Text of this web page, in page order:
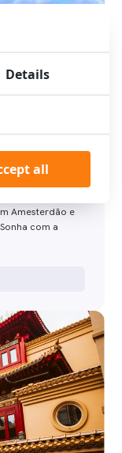
– fique
de
Amesterdão e
com a
Details
all